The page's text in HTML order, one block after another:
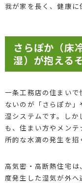
我が家を長く、健康に
さらぽか（床
湿）が抱える
一条工務店の住まい
ないのが「さらぽか
湿システムです。し
も、住まい方やメン
所的な水滴の発生を招
高気密・高断熱住宅
度発生した湿気が外